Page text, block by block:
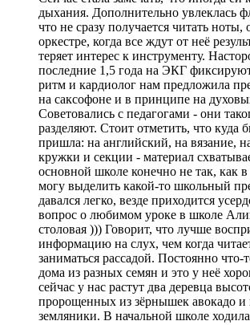
дыхания. Дополнительно увлеклась
что не сразу получается читать ноты,
оркестре, когда все ждут от неё
теряет интерес к инструменту.
последние 1,5 года на ЭКГ
ритм и кардиолог нам предложила
на саксофоне и в принципе на
Советовались с педагогами - они
разделяют. Стоит отметить, что куда
пришла: на английский, на вязание,
кружки и секции - материал
основной школе конечно не так, как в
могу выделить какой-то школьный
давался легко, везде приходится
вопрос о любимом уроке в школе
столовая ))) Говорит, что лучше
информацию на слух, чем когда
заниматься рассадой. Постоянно
дома из разных семян и это у неё
сейчас у нас растут два деревца
пророщенных из зёрнышек авокадо и
земляники. В начальной школе ходила